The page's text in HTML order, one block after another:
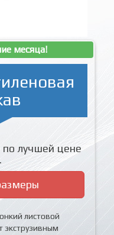
месяца!
по лучшей цене
листовой
экструзивным